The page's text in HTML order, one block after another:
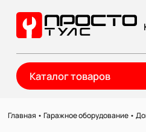
Каталог товаров
Главная •Гаражное оборудование •